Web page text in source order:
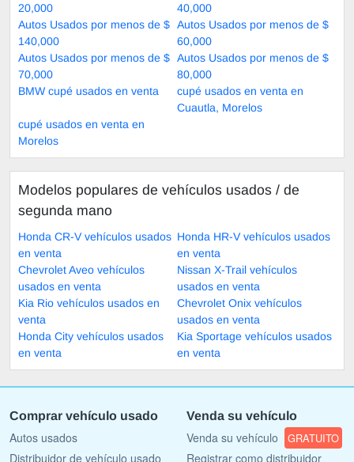
20,000
40,000
Autos Usados por menos de $
140,000
Autos Usados por menos de $
60,000
Autos Usados por menos de $
70,000
Autos Usados por menos de $
80,000
BMW cupé usados en venta
cupé usados en venta en
Cuautla, Morelos
cupé usados en venta en
Morelos
Modelos populares de vehículos usados ​​/ de
segunda mano
Honda CR-V vehículos usados
en venta
Honda HR-V vehículos usados
en venta
Chevrolet Aveo vehículos
usados en venta
Nissan X-Trail vehículos
usados en venta
Kia Rio vehículos usados en
venta
Chevrolet Onix vehículos
usados en venta
Honda City vehículos usados
en venta
Kia Sportage vehículos usados
en venta
Comprar vehículo usado
Autos usados
Distribuidor de vehículo usado
Venda su vehículo
Venda su vehículo GRATUITO
Registrar como distribuidor